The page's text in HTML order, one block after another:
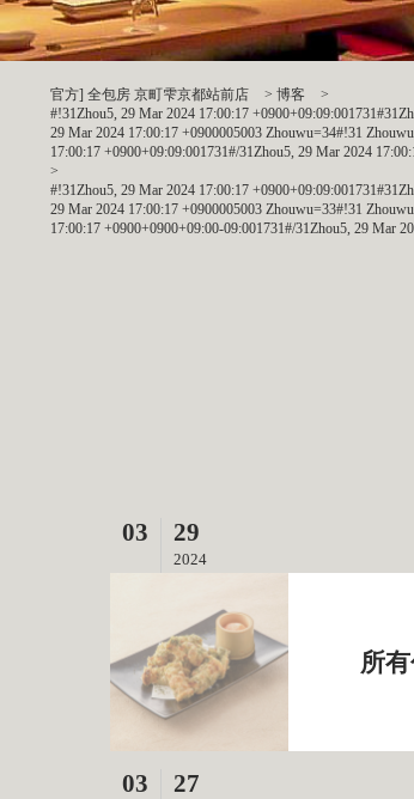
官方] 全包房 京町雫京都站前店 > 博客
>
#!31Zhou5, 29 Mar 2024 17:00:17
29 Mar 2024 17:00:17 +0900005003 Zhouwu=34#!31
17:00:17 +0900+09:09:001731#/31Zhou5, 29 Mar 2024
>
#!31Zhou5, 29 Mar 2024 17:00:17
29 Mar 2024 17:00:17 +0900005003 Zhouwu=33#!31
17:00:17 +0900+0900+09:00-09:001731#/31Zhou5, 29 Mar
03 29
2024
所
03 27